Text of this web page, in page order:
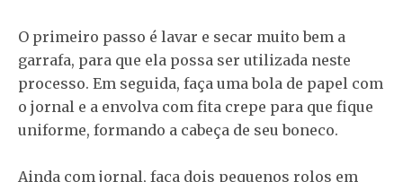
O primeiro passo é lavar e secar muito bem a
garrafa, para que ela possa ser utilizada neste
processo. Em seguida, faça uma bola de papel com
o jornal e a envolva com fita crepe para que fique
uniforme, formando a cabeça de seu boneco.
Ainda com jornal, faça dois pequenos rolos em